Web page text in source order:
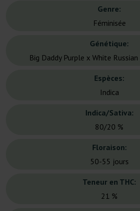
Genre:
Féminisée
Génétique:
Big Daddy Purple x White
Espèces:
Indica
Indica/Sativa:
80/20 %
Floraison:
50-55 jours
Teneur en THC:
21 %